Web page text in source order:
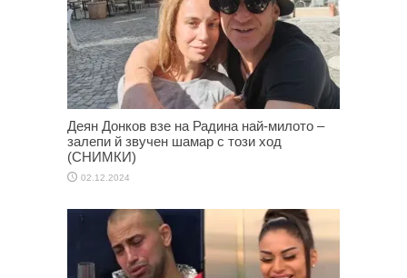
Деян Донков взе на Радина най-милото –
залепи й звучен шамар с този ход
(СНИМКИ)
02.12.2024